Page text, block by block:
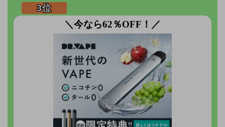
＼今なら62％OFF！／